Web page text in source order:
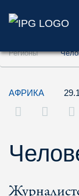
Перейти
Перейти
Перейти
Регионы
АФРИКА